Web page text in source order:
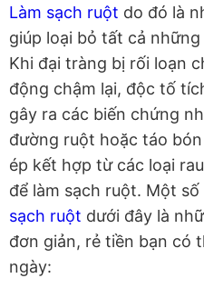
Làm sạch ruột do đó là
giúp loại bỏ tất cả
Khi đại tràng bị rối loạn
động chậm lại, độc tố
gây ra các biến chứng
đường ruột hoặc táo
ép kết hợp từ các loại
để làm sạch ruột. Một số
sạch ruột dưới đây là
đơn giản, rẻ tiền bạn có
ngày: